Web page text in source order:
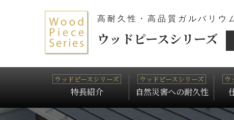
高耐久性・高品質ガルバリウ
ウッドピースシリーズ
特長紹介 自然災害への耐久性